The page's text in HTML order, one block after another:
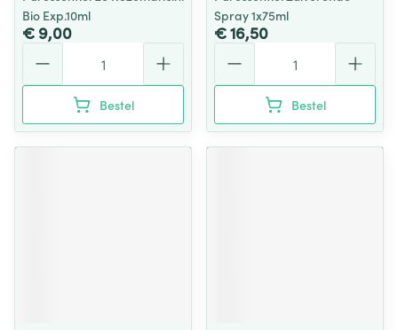
Bio Exp.10ml
€ 9,00
Bestel
Spray 1x75ml
€ 16,50
Bestel